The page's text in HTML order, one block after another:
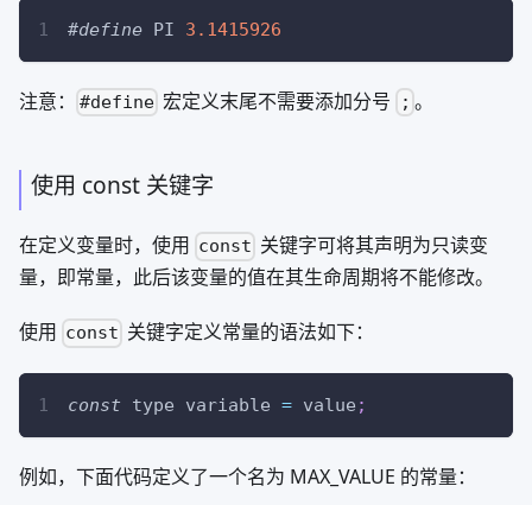
#define PI 3.1415926
注意： #define 宏定义末尾不需要添加分号 ; 。
使用 const 关键字
在定义变量时，使用 const 关键字可将其声明为只读变
量，即常量，此后该变量的值在其生命周期将不能修改。
使用 const 关键字定义常量的语法如下：
const type variable = value ;
例如，下面代码定义了一个名为 MAX_VALUE 的常量：